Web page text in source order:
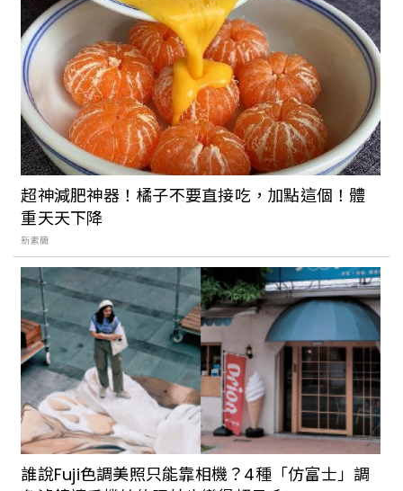
超神減肥神器！橘子不要直接吃，加點這個！體
重天天下降
新素簡
誰說Fuji色調美照只能靠相機？4種「仿富士」調